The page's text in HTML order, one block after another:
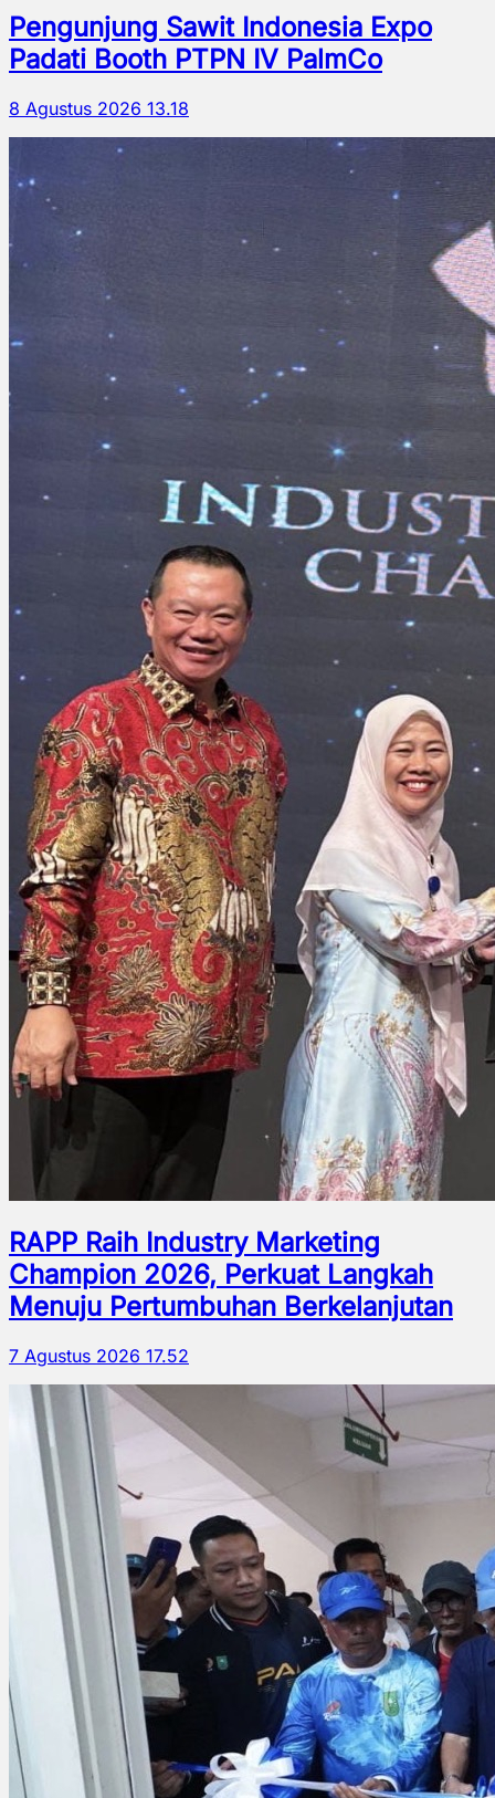
Pengunjung Sawit Indonesia Expo
Padati Booth PTPN IV PalmCo
8 Agustus 2026 13.18
RAPP Raih Industry Marketing
Champion 2026, Perkuat Langkah
Menuju Pertumbuhan Berkelanjutan
7 Agustus 2026 17.52